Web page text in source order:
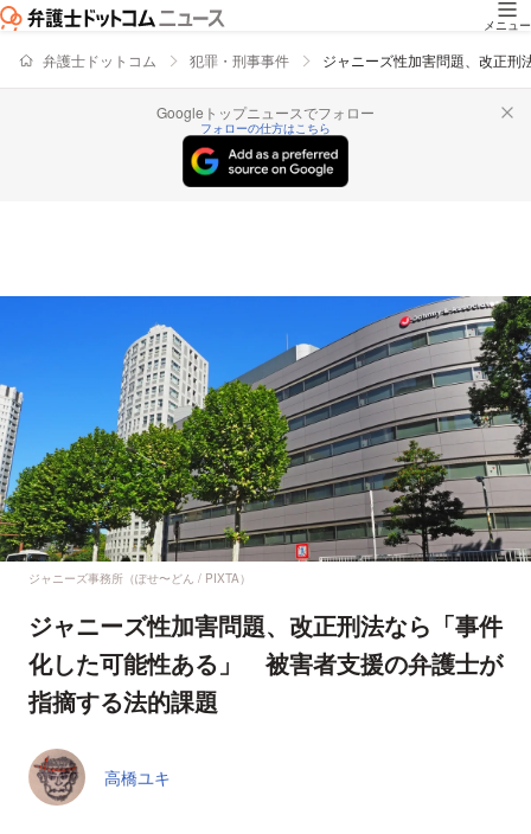
メニュー
弁護士ドットコム 犯罪・刑事事件 ジャニーズ性加害問題、改正
Googleトップニュースでフォロー
フォローの仕方はこちら
ジャニーズ事務所（ぽせ〜どん / PIXTA）
ジャニーズ性加害問題、改正刑法なら「事件
化した可能性ある」 被害者支援の弁護士が
指摘する法的課題
高橋ユキ